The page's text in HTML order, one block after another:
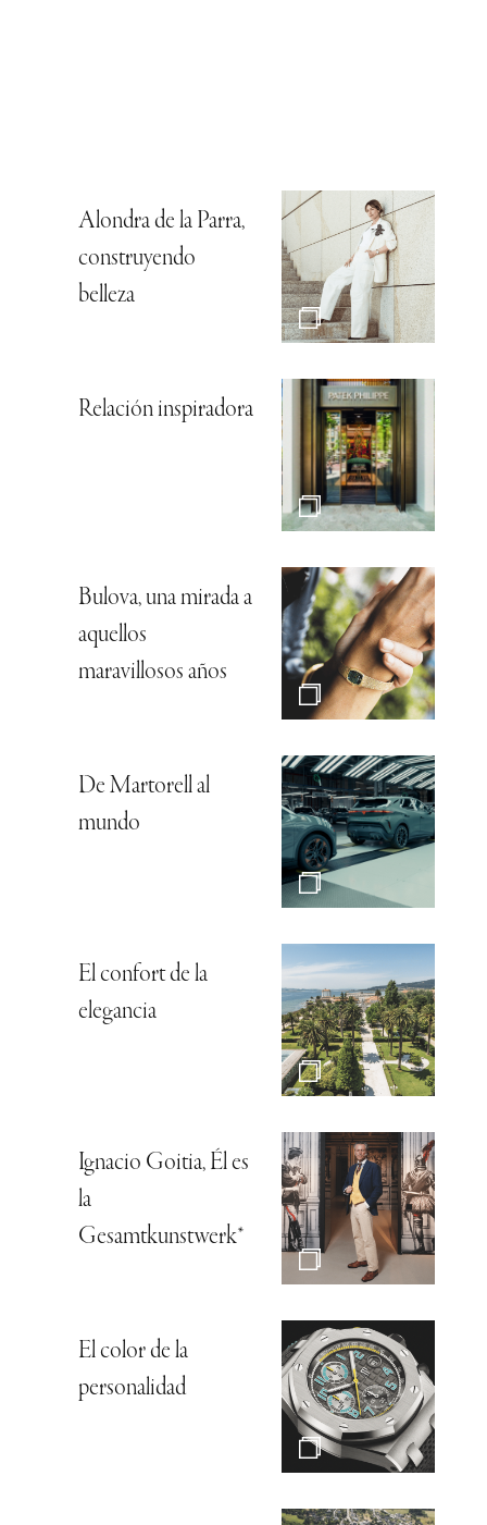
Alondra de la Parra,
construyendo
belleza
Relación inspiradora
Bulova, una mirada a
aquellos
maravillosos años
De Martorell al
mundo
El confort de la
elegancia
Ignacio Goitia, Él es
la
Gesamtkunstwerk*
El color de la
personalidad